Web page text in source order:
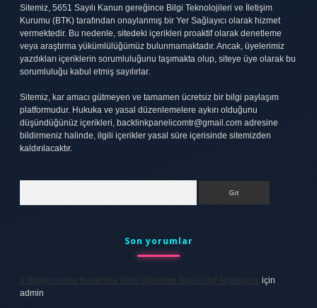
Sitemiz, 5651 Sayılı Kanun gereğince Bilgi Teknolojileri ve İletişim
Kurumu (BTK) tarafından onaylanmış bir Yer Sağlayıcı olarak hizmet
vermektedir. Bu nedenle, sitedeki içerikleri proaktif olarak denetleme
veya araştırma yükümlülüğümüz bulunmamaktadır. Ancak, üyelerimiz
yazdıkları içeriklerin sorumluluğunu taşımakta olup, siteye üye olarak bu
sorumluluğu kabul etmiş sayılırlar.
Sitemiz, kar amacı gütmeyen ve tamamen ücretsiz bir bilgi paylaşım
platformudur. Hukuka ve yasal düzenlemelere aykırı olduğunu
düşündüğünüz içerikleri, backlinkpanelicomtr@gmail.com adresine
bildirmeniz halinde, ilgili içerikler yasal süre içerisinde sitemizden
kaldırılacaktır.
Son yorumlar
3 Bilgiyi Işleme Kuramına Göre Öğrenme Nasıl Olur Açıklayınız için
admin